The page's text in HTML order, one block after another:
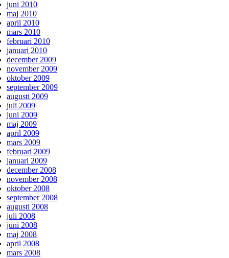
juni 2010
maj 2010
april 2010
mars 2010
februari 2010
januari 2010
december 2009
november 2009
oktober 2009
september 2009
augusti 2009
juli 2009
juni 2009
maj 2009
april 2009
mars 2009
februari 2009
januari 2009
december 2008
november 2008
oktober 2008
september 2008
augusti 2008
juli 2008
juni 2008
maj 2008
april 2008
mars 2008